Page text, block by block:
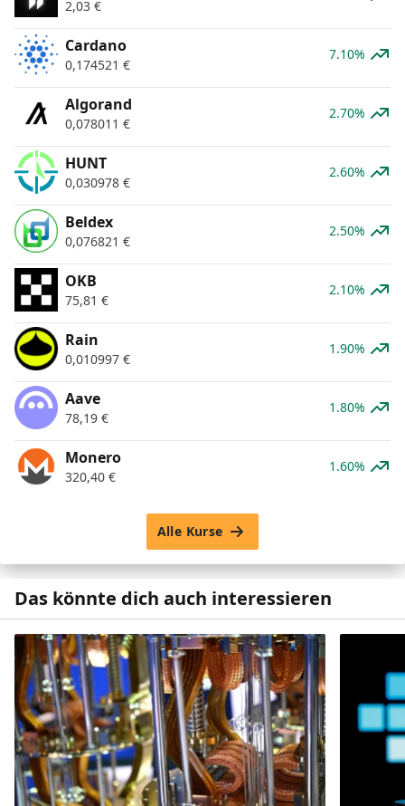
2,03 €
Cardano
0,174521 €
7.10%
Algorand
0,078011 €
2.70%
HUNT
0,030978 €
2.60%
Beldex
0,076821 €
2.50%
OKB
75,81 €
2.10%
Rain
0,010997 €
1.90%
Aave
78,19 €
1.80%
Monero
320,40 €
1.60%
Alle Kurse
Das könnte dich auch interessieren